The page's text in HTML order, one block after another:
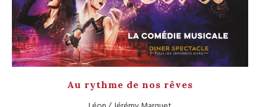
Au rythme de nos rêves